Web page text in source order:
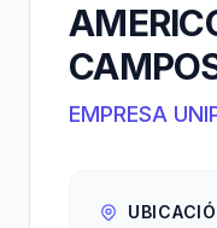
EMPRESA